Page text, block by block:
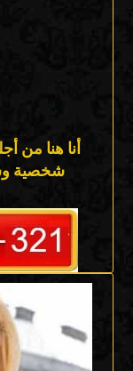
أنا هنا من
شخصية